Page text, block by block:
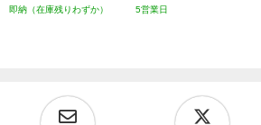
即納（在庫残りわずか）
5営業日